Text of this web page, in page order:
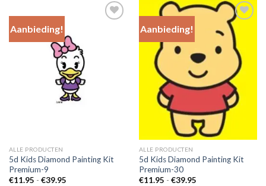
Aanbieding!
ALLE PRODUCTEN
5d Kids Diamond Painting Kit
Premium-9
€11.95 - €39.95Prijsklasse:
Aanbieding!
Add to
Wishlist
ALLE PRODUCTEN
5d Kids Diamond Painting Kit
Premium-30
€11.95 - €39.95Prijsklasse: